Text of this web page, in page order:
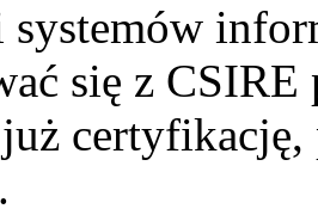
się z